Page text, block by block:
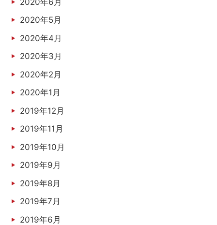
2020年5月
2020年4月
2020年3月
2020年2月
2020年1月
2019年12月
2019年11月
2019年10月
2019年9月
2019年8月
2019年7月
2019年6月